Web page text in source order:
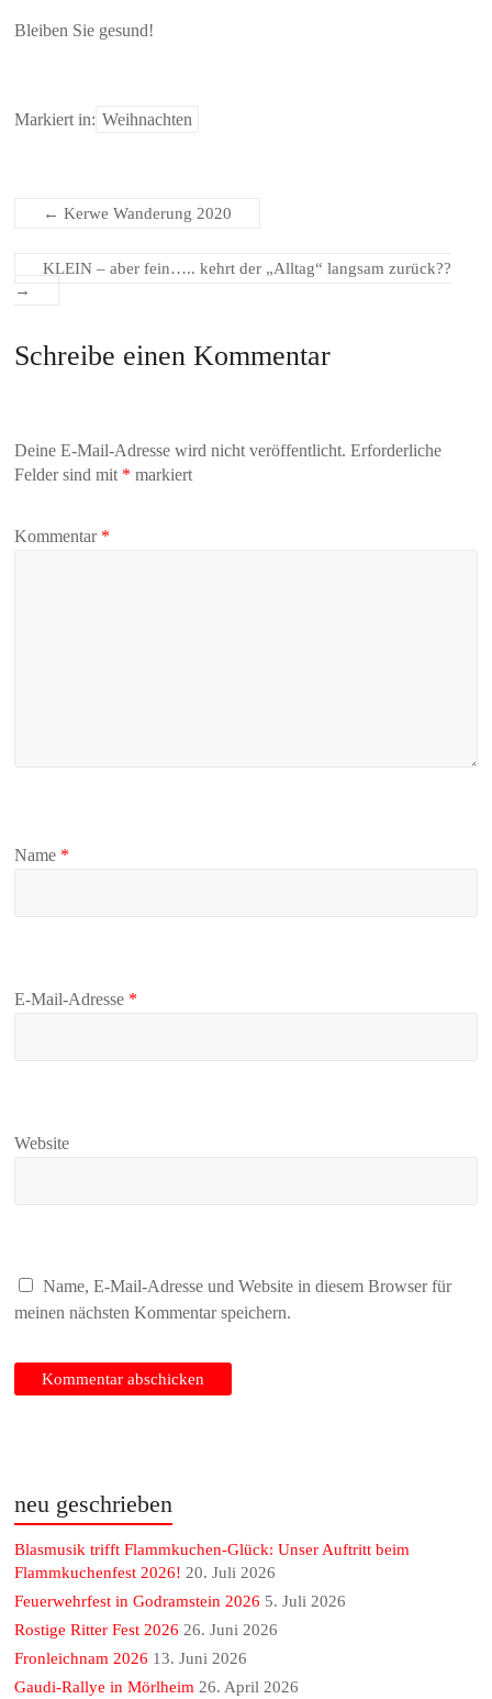
Bleiben Sie gesund!
Markiert in: Weihnachten
← Kerwe Wanderung 2020
KLEIN – aber fein….. kehrt der „Alltag“ langsam zurück??
→
Schreibe einen Kommentar
Deine E-Mail-Adresse wird nicht veröffentlicht. Erforderliche
Felder sind mit * markiert
Kommentar *
Name *
E-Mail-Adresse *
Website
Name, E-Mail-Adresse und Website in diesem Browser für
meinen nächsten Kommentar speichern.
neu geschrieben
Blasmusik trifft Flammkuchen-Glück: Unser Auftritt beim
Flammkuchenfest 2026! 20. Juli 2026
Feuerwehrfest in Godramstein 2026 5. Juli 2026
Rostige Ritter Fest 2026 26. Juni 2026
Fronleichnam 2026 13. Juni 2026
Gaudi-Rallye in Mörlheim 26. April 2026